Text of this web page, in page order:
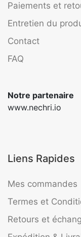
Paiements et
Entretien du
Contact
FAQ
Notre partenaire
www.nechri.io
Liens Rapides
Mes commandes
Termes et
Retours et